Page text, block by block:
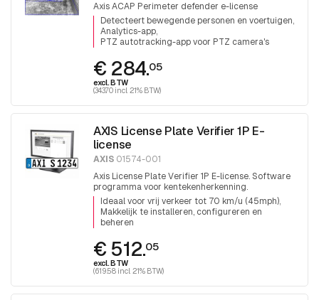
Axis ACAP Perimeter defender e-license
Detecteert bewegende personen en voertuigen
Analytics-app
PTZ autotracking-app voor PTZ camera's
€ 284.05
excl. BTW
(343.70 incl. 21% BTW)
AXIS License Plate Verifier 1P E-
license
AXIS 01574-001
Axis License Plate Verifier 1P E-license. Software
programma voor kentekenherkenning.
Ideaal voor vrij verkeer tot 70 km/u (45mph)
Makkelijk te installeren, configureren en
beheren
€ 512.05
excl. BTW
(619.58 incl. 21% BTW)